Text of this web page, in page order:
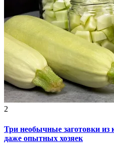
2
Три необычные заготовки из
даже опытных хозяек